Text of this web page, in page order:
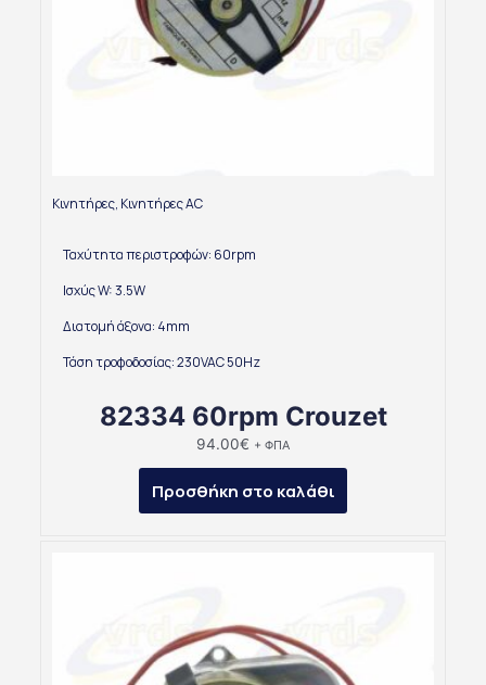
Κινητήρες, Κινητήρες AC
Ταχύτητα περιστροφών: 60rpm
Ισχύς W: 3.5W
Διατομή άξονα: 4mm
Τάση τροφοδοσίας: 230VAC 50Hz
82334 60rpm Crouzet
94.00€ + ΦΠΑ
Προσθήκη στο καλάθι